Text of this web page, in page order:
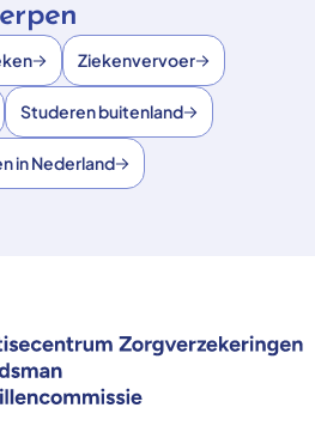
Ziekenvervoer
Studeren buitenland
in Nederland